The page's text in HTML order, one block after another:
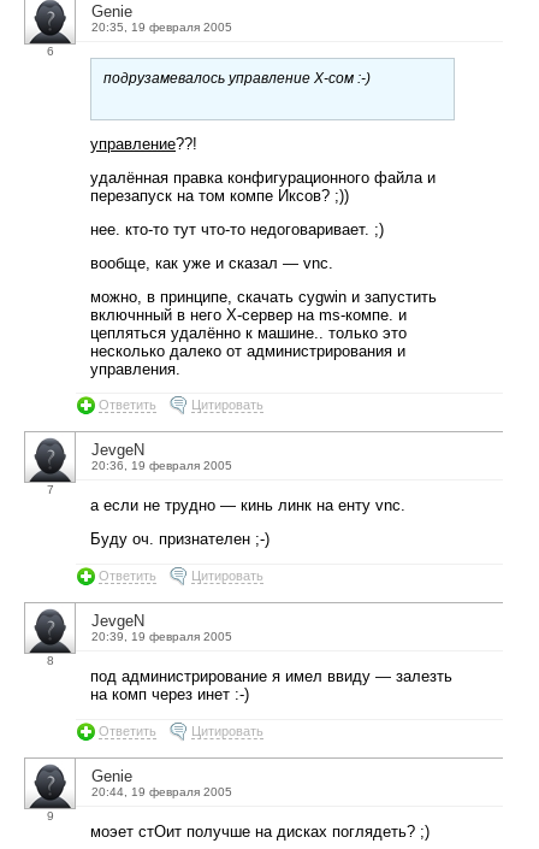
6
Genie
20:35, 19 февраля 2005
подрузамевалось управление X-сом :-)
управление??!
удалённая правка конфигурационного файла и
перезапуск на том компе Иксов? ;))
нее. кто-то тут что-то недоговаривает. ;)
вообще, как уже и сказал — vnc.
можно, в принципе, скачать cygwin и запустить
включнный в него X-сервер на ms-компе. и
цепляться удалённо к машине.. только это
несколько далеко от администрирования и
управления.
Ответить Цитировать
7
JevgeN
20:36, 19 февраля 2005
а если не трудно — кинь линк на енту vnc.
Буду оч. признателен ;-)
Ответить Цитировать
8
JevgeN
20:39, 19 февраля 2005
под администрирование я имел ввиду — залезть
на комп через инет :-)
Ответить Цитировать
9
Genie
20:44, 19 февраля 2005
моэет стОит получше на дисках поглядеть? ;)